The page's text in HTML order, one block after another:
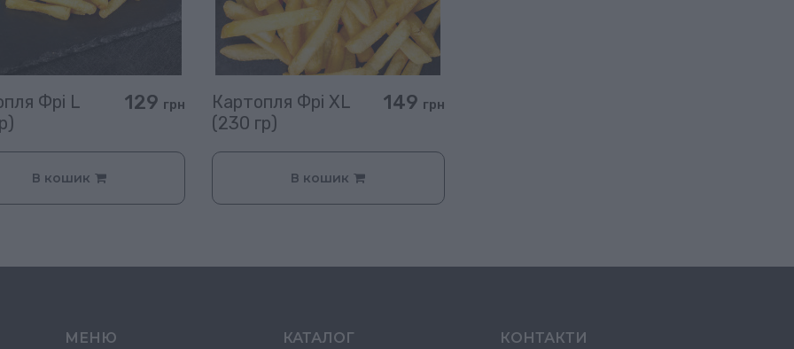
Фрі L
129 грн
В кошик
Картопля Фрі XL
(230 гр)
149 грн
В кошик
МЕНЮ КАТАЛОГ КОНТАКТИ